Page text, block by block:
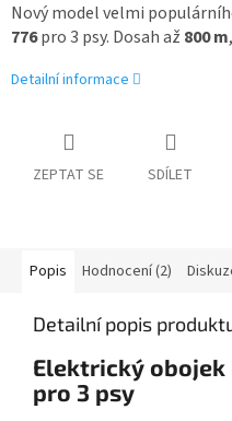
Nový model velmi
776pro 3 psy. Dosah až 800 m
Detailní informace
ZEPTAT SE SDÍLET
Popis Hodnocení (2)
Detailní popis
Elektrický obojek
pro 3 psy